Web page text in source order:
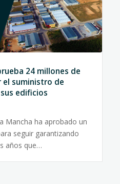
24 millones de
el suministro de
edificios
Mancha ha aprobado un
seguir garantizando
años que…